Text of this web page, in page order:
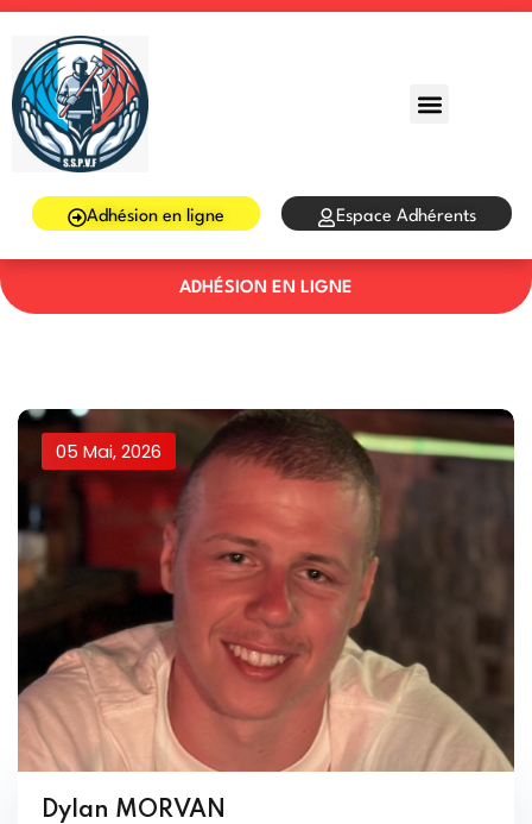
Adhésion en ligne Espace Adhérents
ADHÉSION EN LIGNE
05 Mai, 2026
Dylan MORVAN
Don’t have an account?
Remember me Lost your password?